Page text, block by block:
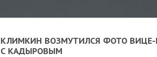
КЛИМКИН ВОЗМУТИЛСЯ ФОТО ВИЦЕ-
С КАДЫРОВЫМ